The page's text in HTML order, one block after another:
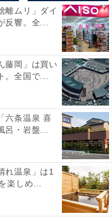
離ムリ」ダイ
反響。全...
藤岡」は買い
。全国で...
六条温泉 喜
呂・岩盤...
れ温泉」は1
楽しめ...